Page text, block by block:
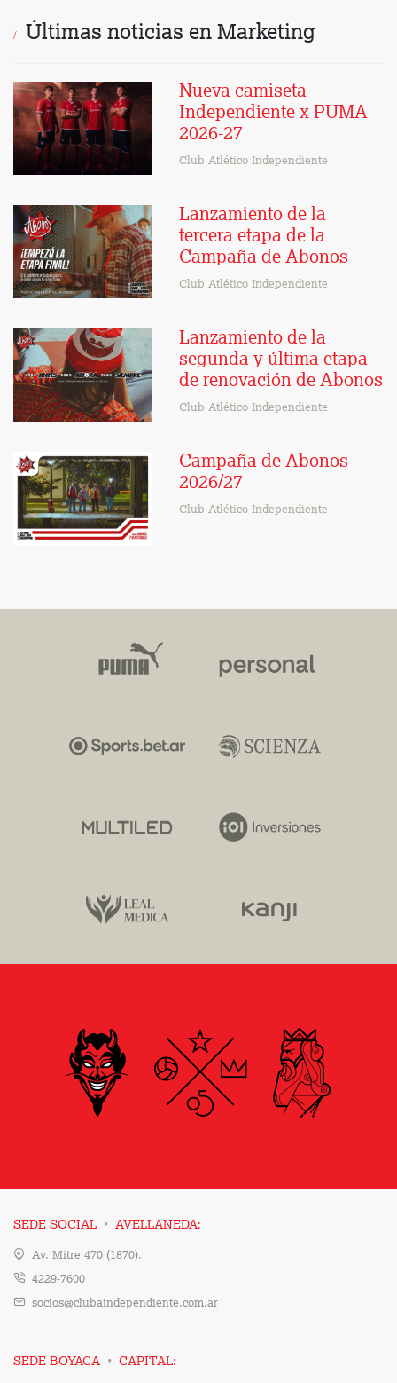
Últimas noticias en Marketing
Nueva camiseta
Independiente x PUMA
2026-27
Club Atlético Independiente
Lanzamiento de la
tercera etapa de la
Campaña de Abonos
Club Atlético Independiente
Lanzamiento de la
segunda y última etapa
de renovación de Abonos
Club Atlético Independiente
Campaña de Abonos
2026/27
Club Atlético Independiente
SEDE SOCIAL · AVELLANEDA:
Av. Mitre 470 (1870).
4229-7600
socios@clubaindependiente.com.ar
SEDE BOYACA · CAPITAL: